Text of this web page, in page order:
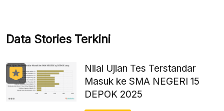
Data Stories Terkini
Nilai Ujian Tes Terstandar
Masuk ke SMA NEGERI 15
DEPOK 2025